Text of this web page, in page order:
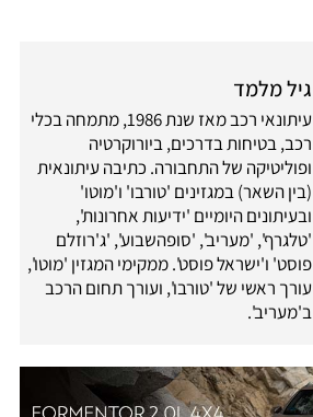
גיל מלמד
עיתונאי רכב מאז שנת 1986, מתמחה בכלי
רכב, בטיחות בדרכים, ביורוקרטיה
ופוליטיקה של התחבורה. כתיבה עיתונאית
(בין השאר) במגזינים 'טורבו' ו'מוטו'
ובעיתונים היומיים 'ידיעות אחרונות',
'טלגרף', 'מעריב', 'סופהשבוע', 'ג'רוזלם
פוסט' ו'ישראל פוסט'. ממקימי המגזין 'מוטו',
עורך ראשי של 'טורבו', ועורך תחום הרכב
ב'מעריב'.